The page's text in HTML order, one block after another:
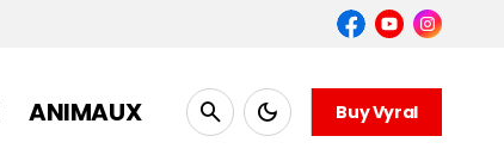
ANIMAUX Buy Vyral